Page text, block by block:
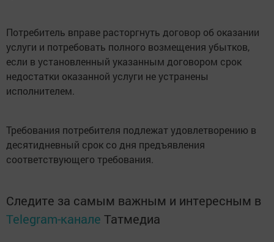
Потребитель вправе расторгнуть договор об оказании
услуги и потребовать полного возмещения убытков,
если в установленный указанным договором срок
недостатки оказанной услуги не устранены
исполнителем.
Требования потребителя подлежат удовлетворению в
десятидневный срок со дня предъявления
соответствующего требования.
Следите за самым важным и интересным в
Telegram-канале Татмедиа